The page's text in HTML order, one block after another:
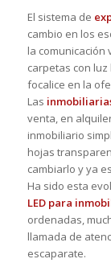
El sistema de
cambio en los
la comunicación
carpetas con
focalice en la
Las
venta, en
inmobiliario
hojas
cambiarlo y ya
Ha sido esta
LED para
ordenadas,
llamada de
escaparate.